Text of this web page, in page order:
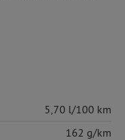
5,70 l/100 km
162 g/km